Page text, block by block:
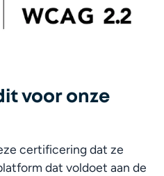
voor onze
certificering dat ze
dat voldoet aan de